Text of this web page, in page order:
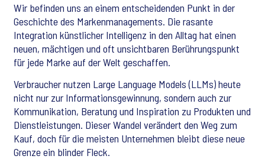
Wir befinden uns an einem entscheidenden Punkt in der
Geschichte des Markenmanagements. Die rasante
Integration künstlicher Intelligenz in den Alltag hat einen
neuen, mächtigen und oft unsichtbaren Berührungspunkt
für jede Marke auf der Welt geschaffen.
Verbraucher nutzen Large Language Models (LLMs) heute
nicht nur zur Informationsgewinnung, sondern auch zur
Kommunikation, Beratung und Inspiration zu Produkten und
Dienstleistungen. Dieser Wandel verändert den Weg zum
Kauf, doch für die meisten Unternehmen bleibt diese neue
Grenze ein blinder Fleck.